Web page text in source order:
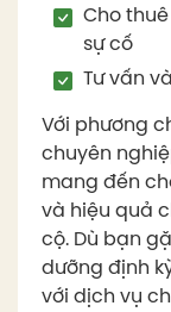
Cho
sự cố
Tư vấn
Với phương
chuyên
mang đến
và hiệu quả
cộ. Dù bạn
dưỡng định
với dịch vụ